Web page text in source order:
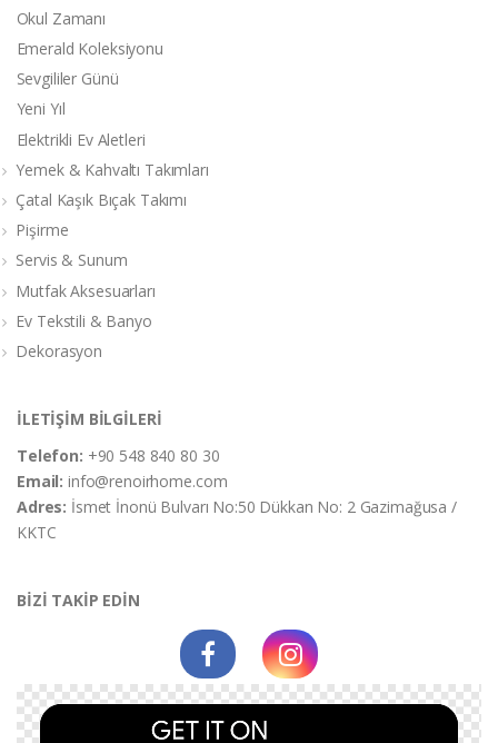
Okul Zamanı
Emerald Koleksiyonu
Sevgililer Günü
Yeni Yıl
Elektrikli Ev Aletleri
Yemek & Kahvaltı Takımları
Çatal Kaşık Bıçak Takımı
Pişirme
Servis & Sunum
Mutfak Aksesuarları
Ev Tekstili & Banyo
Dekorasyon
İLETİŞİM BİLGİLERİ
Telefon: +90 548 840 80 30
Email:info@renoirhome.com
Adres: İsmet İnonü Bulvarı No:50 Dükkan No: 2 Gazimağusa /
KKTC
BİZİ TAKİP EDİN